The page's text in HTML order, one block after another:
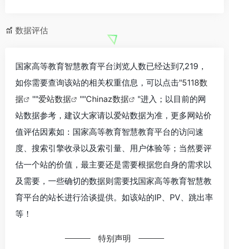
数据评估
国家高等教育智慧教育平台浏览人数已经达到7,219，
如你需要查询该站的相关权重信息，可以点击"5118数
据
""爱站数据 ""Chinaz数据
"进入；以目前的网
站数据参考，建议大家请以爱站数据为准，更多网站价
值评估因素如：国家高等教育智慧教育平台的访问速
度、搜索引擎收录以及索引量、用户体验等；当然要评
估一个站的价值，最主要还是需要根据您自身的需求以
及需要，一些确切的数据则需要找国家高等教育智慧教
育平台的站长进行洽谈提供。如该站的IP、PV、跳出率
等！
特别声明